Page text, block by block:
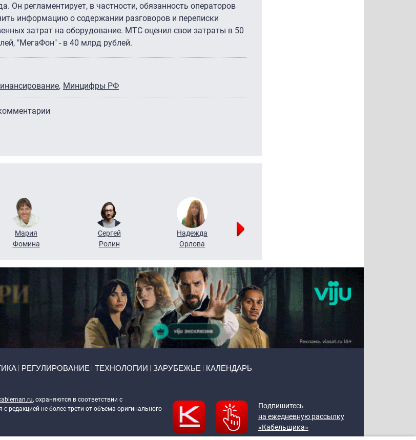
Он регламентирует, в частности, обязанность операторов
информацию о содержании разговоров и переписки
затрат на оборудование. МТС оценил свои затраты в 50
"МегаФон" - в 40 млрд рублей.
Минцифры РФ
Мария
Фомина
Сергей
Ролин
Надежда
Орлова
РЕГУЛИРОВАНИЕ ТЕХНОЛОГИИ ЗАРУБЕЖЬЕ КАЛЕНДАРЬ
, охраняются в соответствии с
редакцией не более трети от объема оригинального
Подпишитесь
на ежедневную рассылку
«Кабельщика»